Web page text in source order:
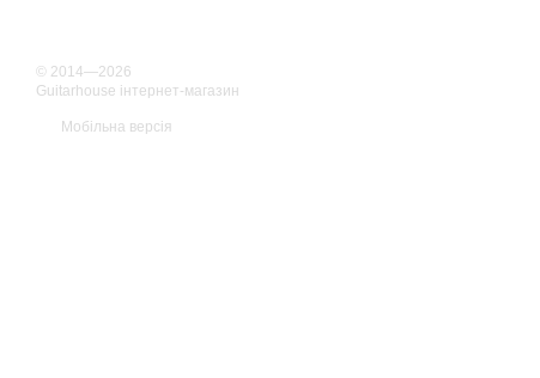
© 2014—2026
Guitarhouse інтернет-магазин
Мобільна версія